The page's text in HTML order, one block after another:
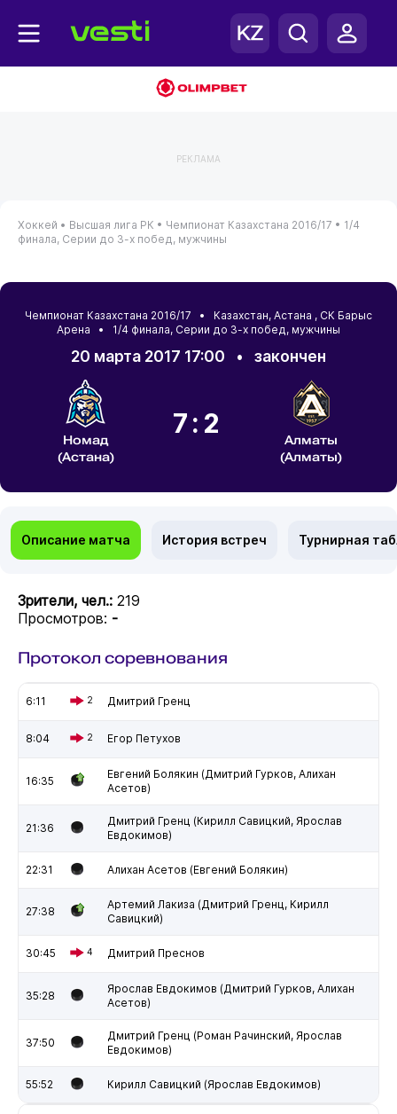
РЕКЛАМА
Хоккей • Высшая лига РК • Чемпионат Казахстана 2016/17 • 1/4
финала, Серии до 3-х побед, мужчины
Чемпионат Казахстана 2016/17 • Казахстан, Астана , СК Барыс
Арена • 1/4 финала, Серии до 3-х побед, мужчины
20 марта 2017 17:00 • закончен
Номад
(Астана)
7:2
Алматы
(Алматы)
Описание матча История встреч Турнирная
Зрители, чел.: 219
Просмотров: -
Протокол соревнования
6:11 2 Дмитрий Гренц
8:04 2 Егор Петухов
16:35
Евгений Болякин (Дмитрий Гурков, Алихан
Асетов)
21:36
Дмитрий Гренц (Кирилл Савицкий, Ярослав
Евдокимов)
22:31 Алихан Асетов (Евгений Болякин)
27:38
Артемий Лакиза (Дмитрий Гренц, Кирилл
Савицкий)
30:45 4 Дмитрий Преснов
35:28
Ярослав Евдокимов (Дмитрий Гурков, Алихан
Асетов)
37:50
Дмитрий Гренц (Роман Рачинский, Ярослав
Евдокимов)
55:52 Кирилл Савицкий (Ярослав Евдокимов)